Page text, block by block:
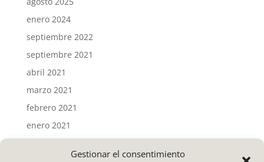
Gestionar el consentimiento
enero 2024
septiembre 2022
septiembre 2021
abril 2021
marzo 2021
febrero 2021
enero 2021
Categorías